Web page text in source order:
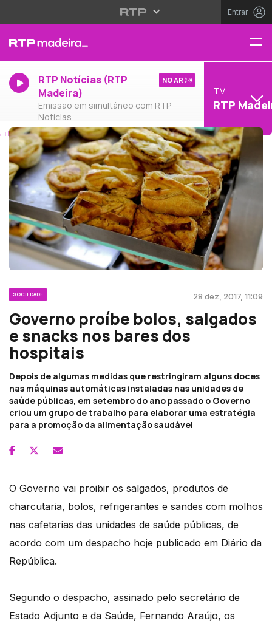
Entrar
RTP Notícias (RTP
Madeira)
Emissão em simultâneo com RTP
Notícias
NO AR
TV
RTP
SOCIEDADE 28 dez, 2017, 11:09
Governo proíbe bolos, salgados
e snacks nos bares dos
hospitais
Depois de algumas medidas que restringiram alguns doces
nas máquinas automáticas instaladas nas unidades de
saúde públicas, em setembro do ano passado o Governo
criou um grupo de trabalho para elaborar uma estratégia
para a promoção da alimentação saudável
O Governo vai proibir os salgados, produtos de
charcutaria, bolos, refrigerantes e sandes com molhos
nas cafetarias das unidades de saúde públicas, de
acordo com um despacho hoje publicado em Diário da
República.
Segundo o despacho, assinado pelo secretário de
Estado Adjunto e da Saúde, Fernando Araújo, os